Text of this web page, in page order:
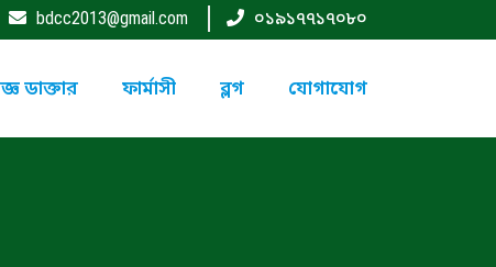
bdcc2013@gmail.com ০১৯১৭৭১৭০৮০
ডাক্তার ফার্মাসী ব্লগ যোগাযোগ